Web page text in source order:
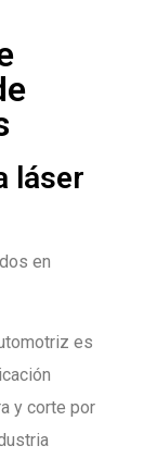
láser
en
es
y corte por